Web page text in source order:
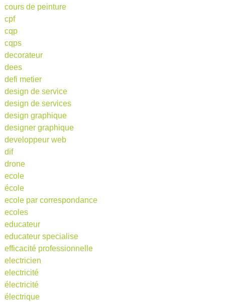
cours de peinture
cpf
cqp
cqps
decorateur
dees
defi metier
design de service
design de services
design graphique
designer graphique
developpeur web
dif
drone
ecole
école
ecole par correspondance
ecoles
educateur
educateur specialise
efficacité professionnelle
electricien
electricité
électricité
électrique